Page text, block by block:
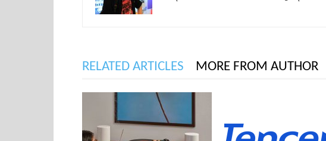
RELATED ARTICLES MORE FROM AUTHOR